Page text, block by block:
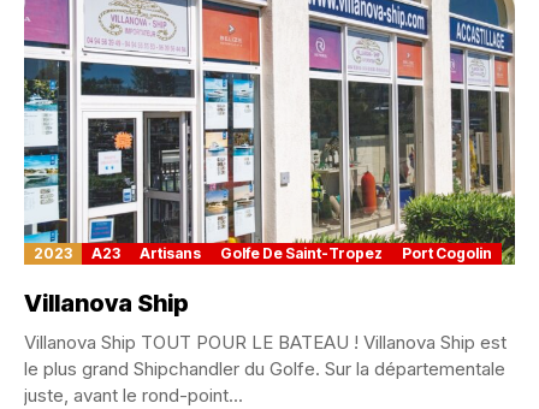
2023 A23 Artisans Golfe De Saint-Tropez Port Cogolin
Villanova Ship
Villanova Ship TOUT POUR LE BATEAU ! Villanova Ship est
le plus grand Shipchandler du Golfe. Sur la départementale
juste, avant le rond-point...